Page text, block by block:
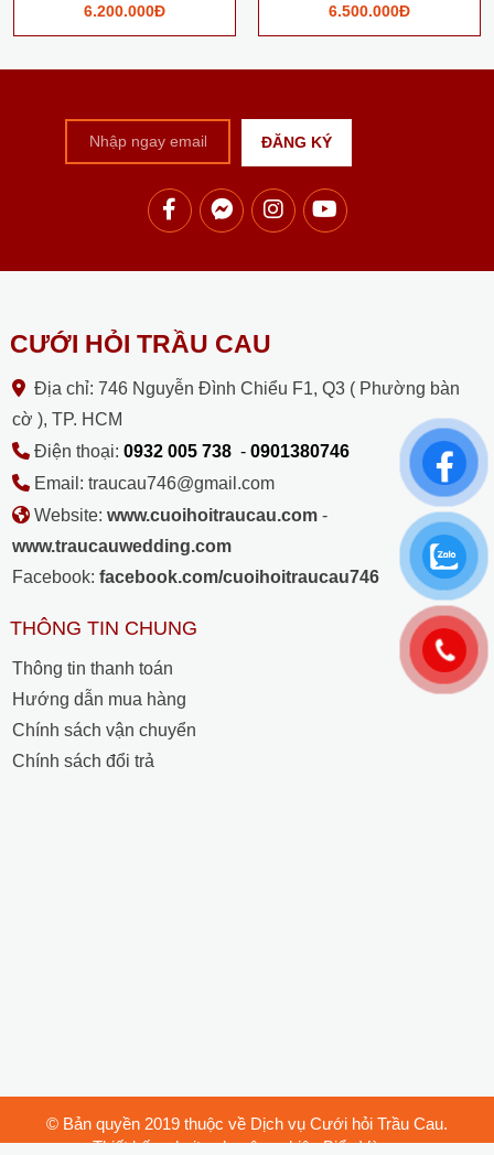
6.200.000Đ 6.500.000Đ
CƯỚI HỎI TRẦU CAU
Địa chỉ: 746 Nguyễn Đình Chiểu F1, Q3 ( Phường bàn
cờ ), TP. HCM
Điện thoại: 0932 005 738- 0901380746
Email: traucau746@gmail.com
Website: www.cuoihoitraucau.com -
www.traucauwedding.com
Facebook: facebook.com/cuoihoitraucau746
THÔNG TIN CHUNG
Thông tin thanh toán
Hướng dẫn mua hàng
Chính sách vận chuyển
Chính sách đổi trả
© Bản quyền 2019 thuộc về Dịch vụ Cưới hỏi Trầu Cau.
Thiết kế website chuyên nghiệp Biển Vàng.